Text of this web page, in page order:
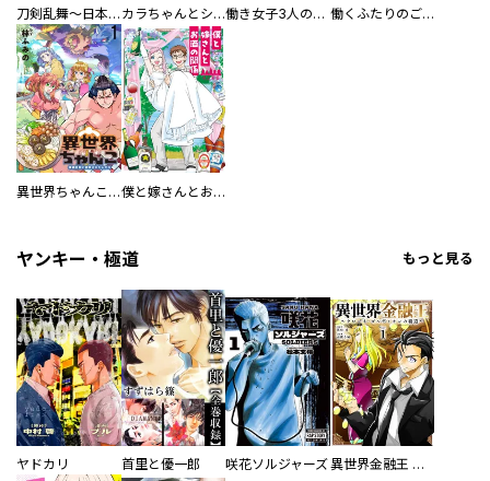
刀剣乱舞～日本号つれづれ酒～ カラちゃんとシトーさんと、 【分冊版】 働き女子3人のおうち晩酌 働くふたりのごほうび飯
異世界ちゃんこ～横綱目前に召喚されたんだが～ 【連載版】 僕と嫁さんとお酒の関係
ヤンキー・極道 もっと見る
ヤドカリ 首里と優一郎 咲花ソルジャーズ 異世界金融王 ～クローネ・ゴルディオンの覇道～